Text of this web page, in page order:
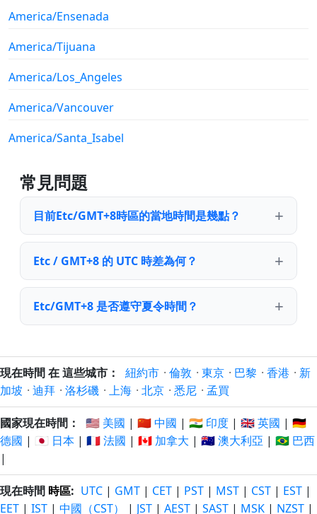
America/Ensenada
America/Tijuana
America/Los_Angeles
America/Vancouver
America/Santa_Isabel
常見問題
目前Etc/GMT+8時區的當地時間是幾點？
Etc / GMT+8 的 UTC 時差為何？
Etc/GMT+8 是否遵守夏令時間？
現在時間 在 這些城市： 紐約市 · 倫敦 · 東京 · 巴黎 · 香港 · 新
加坡 · 迪拜 · 洛杉磯 · 上海 · 北京 · 悉尼 · 孟買
國家現在時間： 🇺🇸 美國 | 🇨🇳 中國 | 🇮🇳 印度 | 🇬🇧 英國 | 🇩🇪
德國 | 🇯🇵 日本 | 🇫🇷 法國 | 🇨🇦 加拿大 | 🇦🇺 澳大利亞 | 🇧🇷 巴西
|
現在時間 時區: UTC | GMT | CET | PST | MST | CST | EST |
EET | IST | 中國（CST） | JST | AEST | SAST | MSK | NZST |